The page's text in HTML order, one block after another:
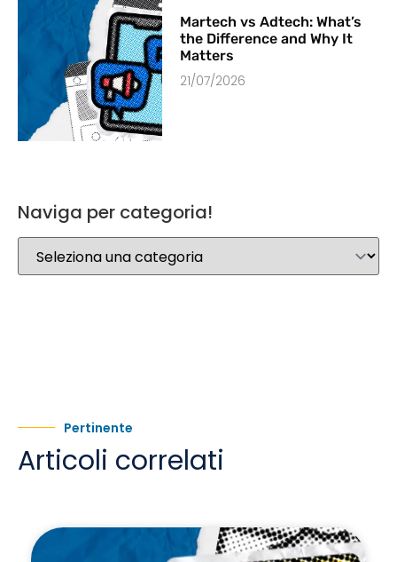
Martech vs Adtech: What’s
the Difference and Why It
Matters
21/07/2026
Naviga per categoria!
Pertinente
Articoli correlati